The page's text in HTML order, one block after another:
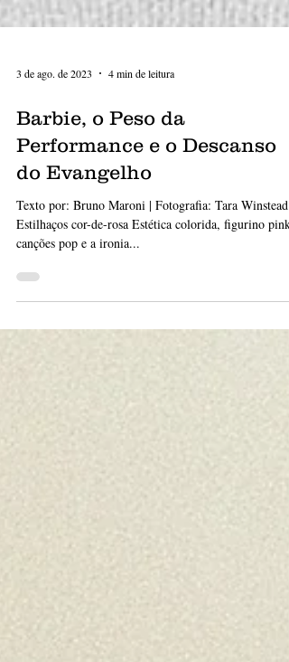
3 de ago. de 2023 4 min de leitura
Barbie, o Peso da
Performance e o Descanso
do Evangelho
Texto por: Bruno Maroni | Fotografia: Tara Winstead
canções pop e a ironia...